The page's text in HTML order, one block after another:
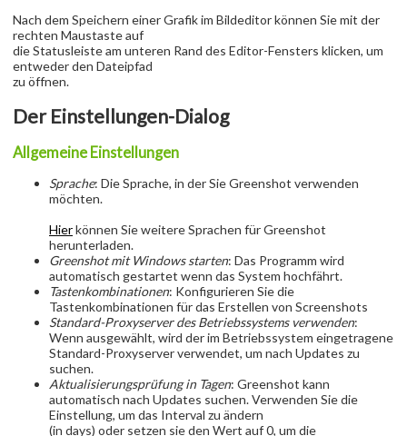
Nach dem Speichern einer Grafik im Bildeditor können Sie mit der
rechten Maustaste auf
die Statusleiste am unteren Rand des Editor-Fensters klicken, um
entweder den Dateipfad
zu öffnen.
Der Einstellungen-Dialog
Allgemeine Einstellungen
Sprache: Die Sprache, in der Sie Greenshot verwenden
möchten.
Hierkönnen Sie weitere Sprachen für Greenshot
herunterladen.
Greenshot mit Windows starten: Das Programm wird
automatisch gestartet wenn das System hochfährt.
Tastenkombinationen: Konfigurieren Sie die
Tastenkombinationen für das Erstellen von Screenshots
Standard-Proxyserver des Betriebssystems verwenden:
Wenn ausgewählt, wird der im Betriebssystem eingetragene
Standard-Proxyserver verwendet, um nach Updates zu
suchen.
Aktualisierungsprüfung in Tagen: Greenshot kann
automatisch nach Updates suchen. Verwenden Sie die
Einstellung, um das Interval zu ändern
(in days) oder setzen sie den Wert auf 0, um die